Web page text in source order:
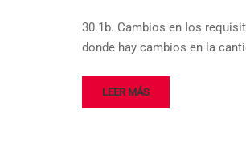
30.1b. Cambios en los
donde hay cambios en la
LEER MÁS